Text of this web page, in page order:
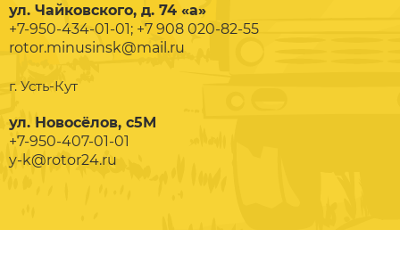
ул. Чайковского, д. 74 «а»
+7-950-434-01-01; +7 908 020-82-55
rotor.minusinsk@mail.ru
г. Усть-Кут
ул. Новосёлов, с5М
+7-950-407-01-01
y-k@rotor24.ru